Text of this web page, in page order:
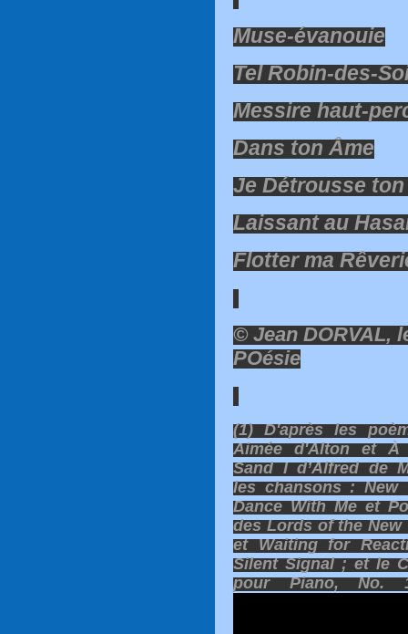
Muse-évanouie
Tel Robin-des-
Messire haut-
Dans ton Âme
Je Détrousse
Laissant au
Flotter ma
© Jean DORVAL,
POésie
(1) D'après les
Aimée d'Alton et À
Sand I d’Alfred de
les chansons : New
Dance With Me et
des Lords of the New
et Waiting for
Silent Signal ;et le
pour Piano,